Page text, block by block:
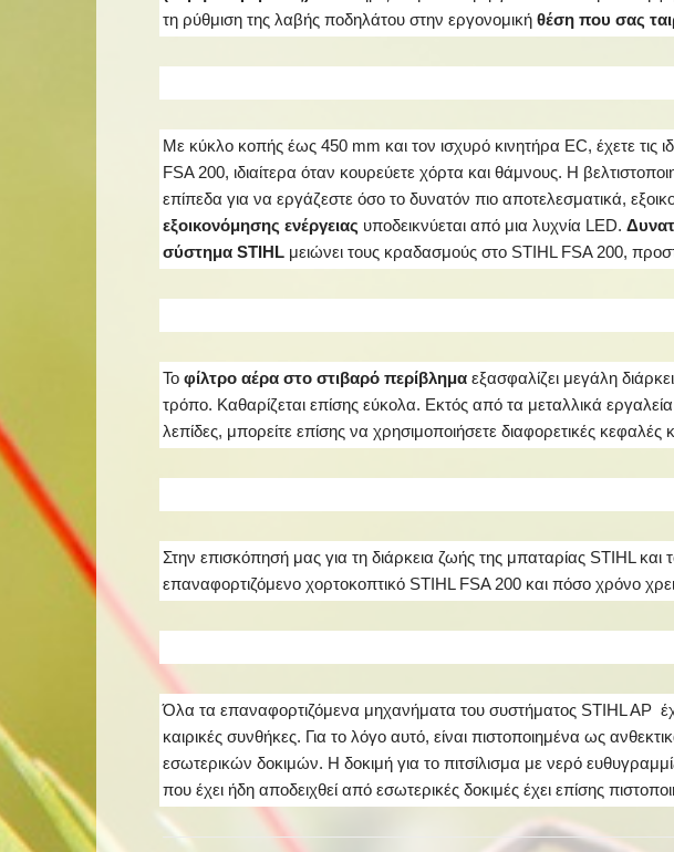
τη ρύθμιση της λαβής ποδηλάτου στην εργονομική θέση που σας
Με κύκλο κοπής έως 450 mm και τον ισχυρό κινητήρα EC, έχετε
FSA 200, ιδιαίτερα όταν κουρεύετε χόρτα και θάμνους. Η
επίπεδα για να εργάζεστε όσο το δυνατόν πιο αποτελεσματικά,
εξοικονόμησης ενέργειας υποδεικνύεται από μια λυχνία LED.
σύστημα STIHL μειώνει τους κραδασμούς στο STIHL FSA 200,
Το φίλτρο αέρα στο στιβαρό περίβλημα εξασφαλίζει μεγάλη
τρόπο. Καθαρίζεται επίσης εύκολα. Εκτός από τα μεταλλικά
λεπίδες, μπορείτε επίσης να χρησιμοποιήσετε διαφορετικές
Στην επισκόπησή μας για τη διάρκεια ζωής της μπαταρίας STIHL
επαναφορτιζόμενο χορτοκοπτικό STIHL FSA 200 και πόσο χρόνο
Όλα τα επαναφορτιζόμενα μηχανήματα του συστήματος STIHL AP
καιρικές συνθήκες. Για το λόγο αυτό, είναι πιστοποιημένα ως
εσωτερικών δοκιμών. Η δοκιμή για το πιτσίλισμα με νερό
που έχει ήδη αποδειχθεί από εσωτερικές δοκιμές έχει επίσης